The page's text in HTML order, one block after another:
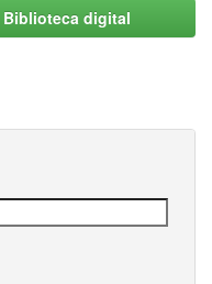
Biblioteca digital